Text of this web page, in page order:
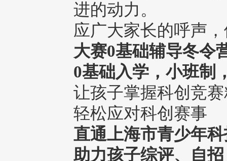
进的动力。
应广大家长的呼声
大赛0基础辅导冬令
0基础入学 ， 小班制
让孩子掌握科创竞
轻松应对科创赛事
直通上海市青少年
助力孩子综评、自招